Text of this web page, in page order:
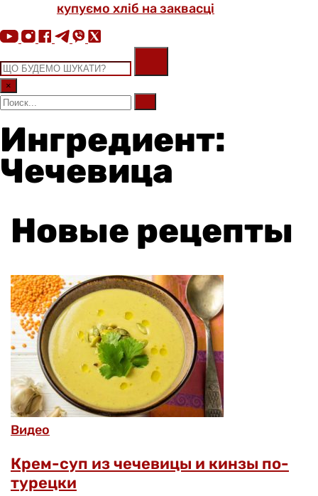
купуємо хліб на заквасці
×
Ингредиент:
Чечевица
Новые рецепты
Видео
Крем-суп из чечевицы и кинзы по-
турецки